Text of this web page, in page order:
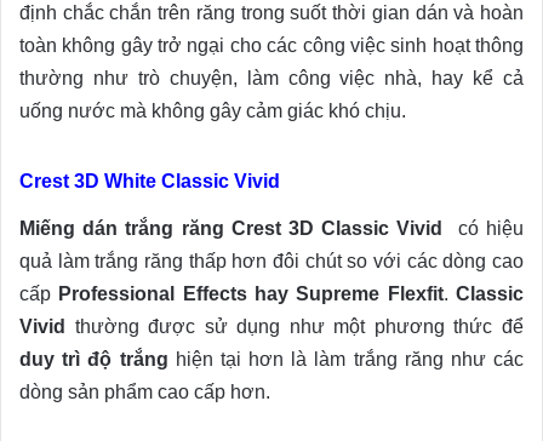
định chắc chắn trên răng trong suốt thời gian dán và hoàn
toàn không gây trở ngại cho các công việc sinh hoạt thông
thường như trò chuyện, làm công việc nhà, hay kể cả
uống nước mà không gây cảm giác khó chịu.
Crest 3D White Classic Vivid
Miếng dán trắng răng Crest 3D Classic Vivid
có hiệu
quả làm trắng răng thấp hơn đôi chút so với các dòng cao
cấp Professional Effects hay Supreme Flexfit.Classic
Vivid
thường được sử dụng như một phương thức để
duy trì độ trắng hiện tại hơn là làm trắng răng như các
dòng sản phẩm cao cấp hơn.